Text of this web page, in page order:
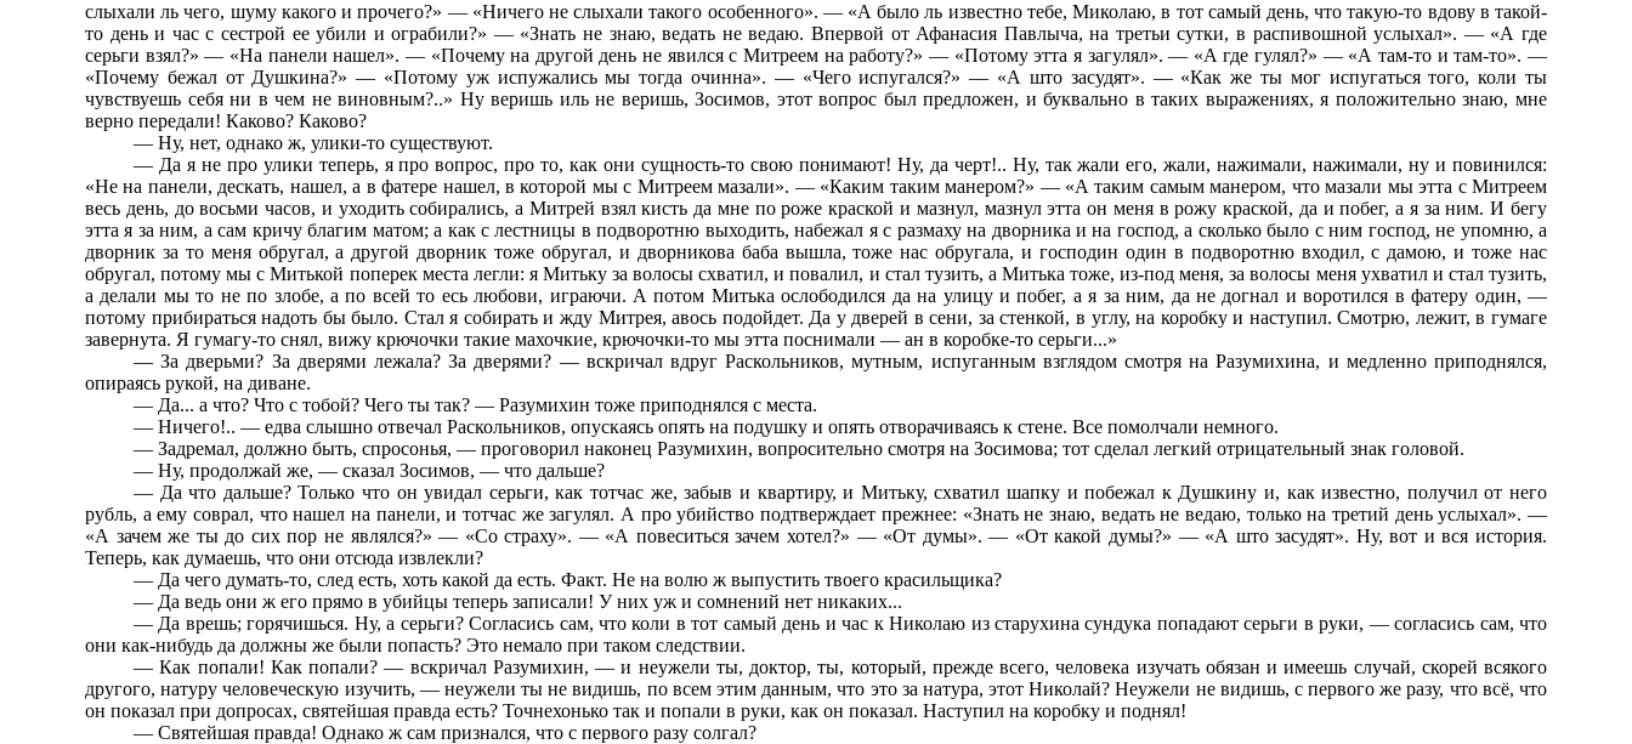
слыхали ль чего, шуму какого и прочего?» — «Ничего не слыхали такого особенного». — «А было ль известно тебе, Миколаю, в тот самый день, что такую-то вдову в такой-
то день и час с сестрой ее убили и ограбили?» — «Знать не знаю, ведать не ведаю. Впервой от Афанасия Павлыча, на третьи сутки, в распивошной услыхал». — «А где
серьги взял?» — «На панели нашел». — «Почему на другой день не явился с Митреем на работу?» — «Потому этта я загулял». — «А где гулял?» — «А там-то и там-то». —
«Почему бежал от Душкина?» — «Потому уж испужались мы тогда очинна». — «Чего испугался?» — «А што засудят». — «Как же ты мог испугаться того, коли ты
чувствуешь себя ни в чем не виновным?..» Ну веришь иль не веришь, Зосимов, этот вопрос был предложен, и буквально в таких выражениях, я положительно знаю, мне
верно передали! Каково? Каково?
— Ну, нет, однако ж, улики-то существуют.
— Да я не про улики теперь, я про вопрос, про то, как они сущность-то свою понимают! Ну, да черт!.. Ну, так жали его, жали, нажимали, нажимали, ну и повинился:
«Не на панели, дескать, нашел, а в фатере нашел, в которой мы с Митреем мазали». — «Каким таким манером?» — «А таким самым манером, что мазали мы этта с Митреем
весь день, до восьми часов, и уходить собирались, а Митрей взял кисть да мне по роже краской и мазнул, мазнул этта он меня в рожу краской, да и побег, а я за ним. И бегу
этта я за ним, а сам кричу благим матом; а как с лестницы в подворотню выходить, набежал я с размаху на дворника и на господ, а сколько было с ним господ, не упомню, а
дворник за то меня обругал, а другой дворник тоже обругал, и дворникова баба вышла, тоже нас обругала, и господин один в подворотню входил, с дамою, и тоже нас
обругал, потому мы с Митькой поперек места легли: я Митьку за волосы схватил, и повалил, и стал тузить, а Митька тоже, из-под меня, за волосы меня ухватил и стал тузить,
а делали мы то не по злобе, а по всей то есь любови, играючи. А потом Митька ослободился да на улицу и побег, а я за ним, да не догнал и воротился в фатеру один, —
потому прибираться надоть бы было. Стал я собирать и жду Митрея, авось подойдет. Да у дверей в сени, за стенкой, в углу, на коробку и наступил. Смотрю, лежит, в гумаге
завернута. Я гумагу-то снял, вижу крючочки такие махочкие, крючочки-то мы этта поснимали — ан в коробке-то серьги...»
— За дверьми? За дверями лежала? За дверями? — вскричал вдруг Раскольников, мутным, испуганным взглядом смотря на Разумихина, и медленно приподнялся,
опираясь рукой, на диване.
— Да... а что? Что с тобой? Чего ты так? — Разумихин тоже приподнялся с места.
— Ничего!.. — едва слышно отвечал Раскольников, опускаясь опять на подушку и опять отворачиваясь к стене. Все помолчали немного.
— Задремал, должно быть, спросонья, — проговорил наконец Разумихин, вопросительно смотря на Зосимова; тот сделал легкий отрицательный знак головой.
— Ну, продолжай же, — сказал Зосимов, — что дальше?
— Да что дальше? Только что он увидал серьги, как тотчас же, забыв и квартиру, и Митьку, схватил шапку и побежал к Душкину и, как известно, получил от него
рубль, а ему соврал, что нашел на панели, и тотчас же загулял. А про убийство подтверждает прежнее: «Знать не знаю, ведать не ведаю, только на третий день услыхал». —
«А зачем же ты до сих пор не являлся?» — «Со страху». — «А повеситься зачем хотел?» — «От думы». — «От какой думы?» — «А што засудят». Ну, вот и вся история.
Теперь, как думаешь, что они отсюда извлекли?
— Да чего думать-то, след есть, хоть какой да есть. Факт. Не на волю ж выпустить твоего красильщика?
— Да ведь они ж его прямо в убийцы теперь записали! У них уж и сомнений нет никаких...
— Да врешь; горячишься. Ну, а серьги? Согласись сам, что коли в тот самый день и час к Николаю из старухина сундука попадают серьги в руки, — согласись сам, что
они как-нибудь да должны же были попасть? Это немало при таком следствии.
— Как попали! Как попали? — вскричал Разумихин, — и неужели ты, доктор, ты, который, прежде всего, человека изучать обязан и имеешь случай, скорей всякого
другого, натуру человеческую изучить, — неужели ты не видишь, по всем этим данным, что это за натура, этот Николай? Неужели не видишь, с первого же разу, что всё, что
он показал при допросах, святейшая правда есть? Точнехонько так и попали в руки, как он показал. Наступил на коробку и поднял!
— Святейшая правда! Однако ж сам признался, что с первого разу солгал?